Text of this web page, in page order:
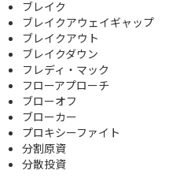
ブレイク
ブレイクアウェイギャップ
ブレイクアウト
ブレイクダウン
フレディ・マック
フローアプローチ
ブローオフ
ブローカー
プロキシーファイト
分割原資
分散投資